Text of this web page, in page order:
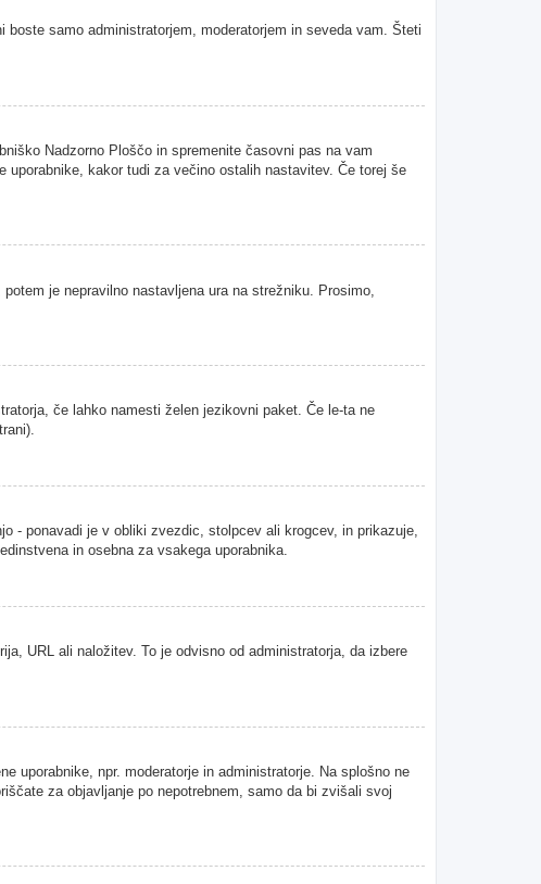
boste samo administratorjem, moderatorjem in seveda vam. Šteti
Nadzorno Ploščo in spremenite časovni pas na vam
uporabnike, kakor tudi za večino ostalih nastavitev. Če torej še
je nepravilno nastavljena ura na strežniku. Prosimo,
če lahko namesti želen jezikovni paket. Če le-ta ne
- ponavadi je v obliki zvezdic, stolpcev ali krogcev, in prikazuje,
in osebna za vsakega uporabnika.
URL ali naložitev. To je odvisno od administratorja, da izbere
uporabnike, npr. moderatorje in administratorje. Na splošno ne
za objavljanje po nepotrebnem, samo da bi zvišali svoj